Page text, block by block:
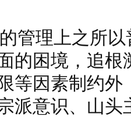
管理上之所
的困境，追根
等因素制约外
派意识、山头